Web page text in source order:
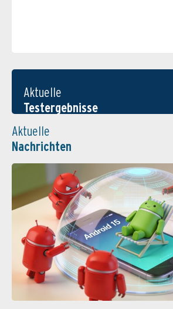
Aktuelle
Testergebnisse
Aktuelle
Nachrichten